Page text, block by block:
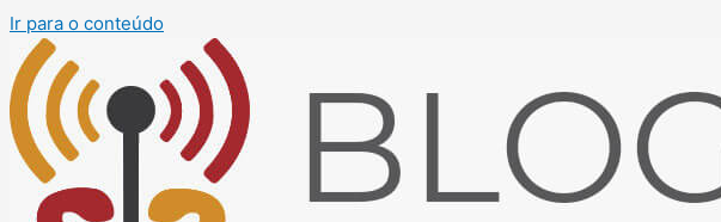
Ir para o conteúdo